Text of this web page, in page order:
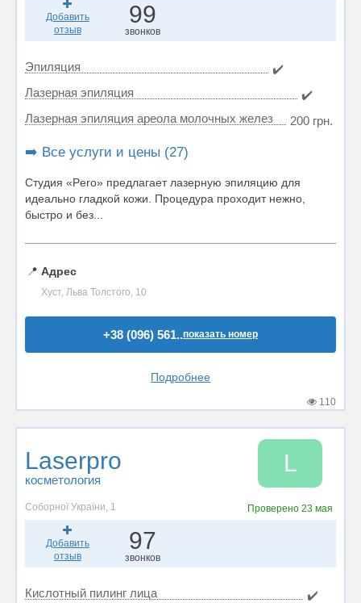
Добавить
отзыв
99
звонков
Эпиляция
✔️
Лазерная эпиляция
✔️
Лазерная эпиляция ареола молочных желез
200 грн.
➡️ Все услуги и цены (27)
Студия «Pero» предлагает лазерную эпиляцию для
идеально гладкой кожи. Процедура проходит нежно,
быстро и без...
📍 Адрес
Хуст, Льва Толстого, 10
+38 (096) 561..показать номер
Подробнее
110
Laserpro
косметология
L
Соборної України, 1 Проверено23 мая
Добавить
отзыв
97
звонков
Кислотный пилинг лица
✔️